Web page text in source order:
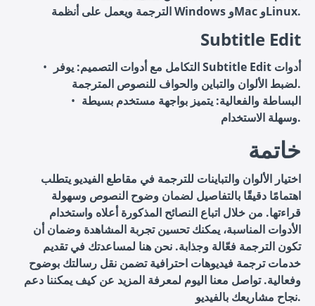
الترجمة ويعمل على أنظمة Windows وMac وLinux.
Subtitle Edit
التكامل مع أدوات التصميم: يوفر Subtitle Edit أدوات
لضبط الألوان والتباين والحواف للنصوص المترجمة.
البساطة والفعالية: يتميز بواجهة مستخدم بسيطة
وسهلة الاستخدام.
خاتمة
اختيار الألوان والتباينات للترجمة في مقاطع الفيديو يتطلب
اهتمامًا دقيقًا بالتفاصيل لضمان وضوح النصوص وسهولة
قراءتها. من خلال اتباع النصائح المذكورة أعلاه واستخدام
الأدوات المناسبة، يمكنك تحسين تجربة المشاهدة وضمان أن
تكون الترجمة فعّالة وجذابة. نحن هنا لمساعدتك في تقديم
خدمات ترجمة فيديوهات احترافية تضمن نقل رسالتك بوضوح
وفعالية. تواصل معنا اليوم لمعرفة المزيد عن كيف يمكننا دعم
نجاح مشاريعك بالفيديو.